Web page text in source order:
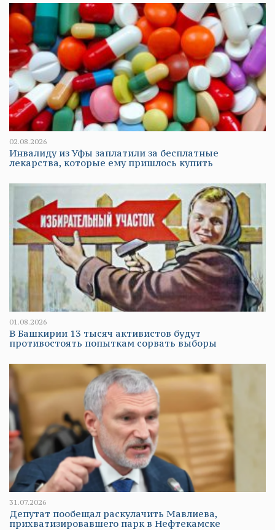
02.08.2026
Инвалиду из Уфы заплатили за бесплатные
лекарства, которые ему пришлось купить
01.08.2026
В Башкирии 13 тысяч активистов будут
противостоять попыткам сорвать выборы
31.07.2026
Депутат пообещал раскулачить Мавлиева,
прихватизировавшего парк в Нефтекамске